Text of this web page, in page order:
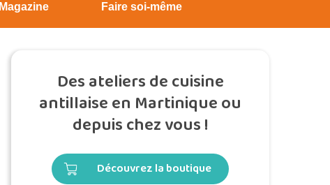
Magazine Faire soi-même
Des ateliers de cuisine
antillaise en Martinique ou
depuis chez vous !
Découvrez la boutique